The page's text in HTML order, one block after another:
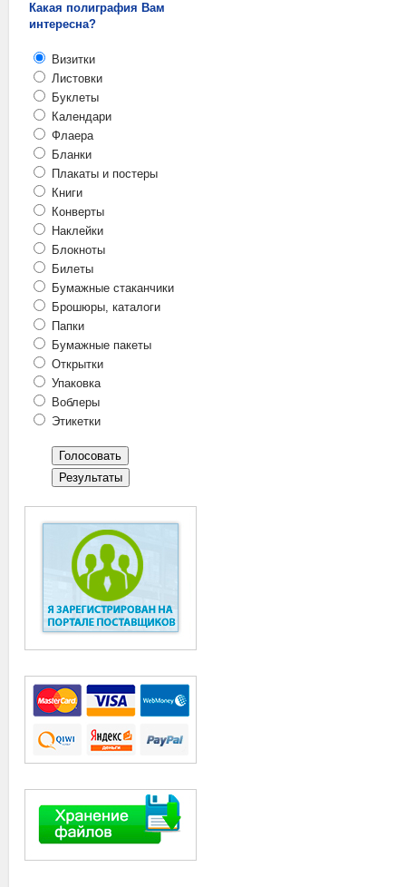
Какая полиграфия Вам
интересна?
Визитки
Листовки
Буклеты
Календари
Флаера
Бланки
Плакаты и постеры
Книги
Конверты
Наклейки
Блокноты
Билеты
Бумажные стаканчики
Брошюры, каталоги
Папки
Бумажные пакеты
Открытки
Упаковка
Воблеры
Этикетки